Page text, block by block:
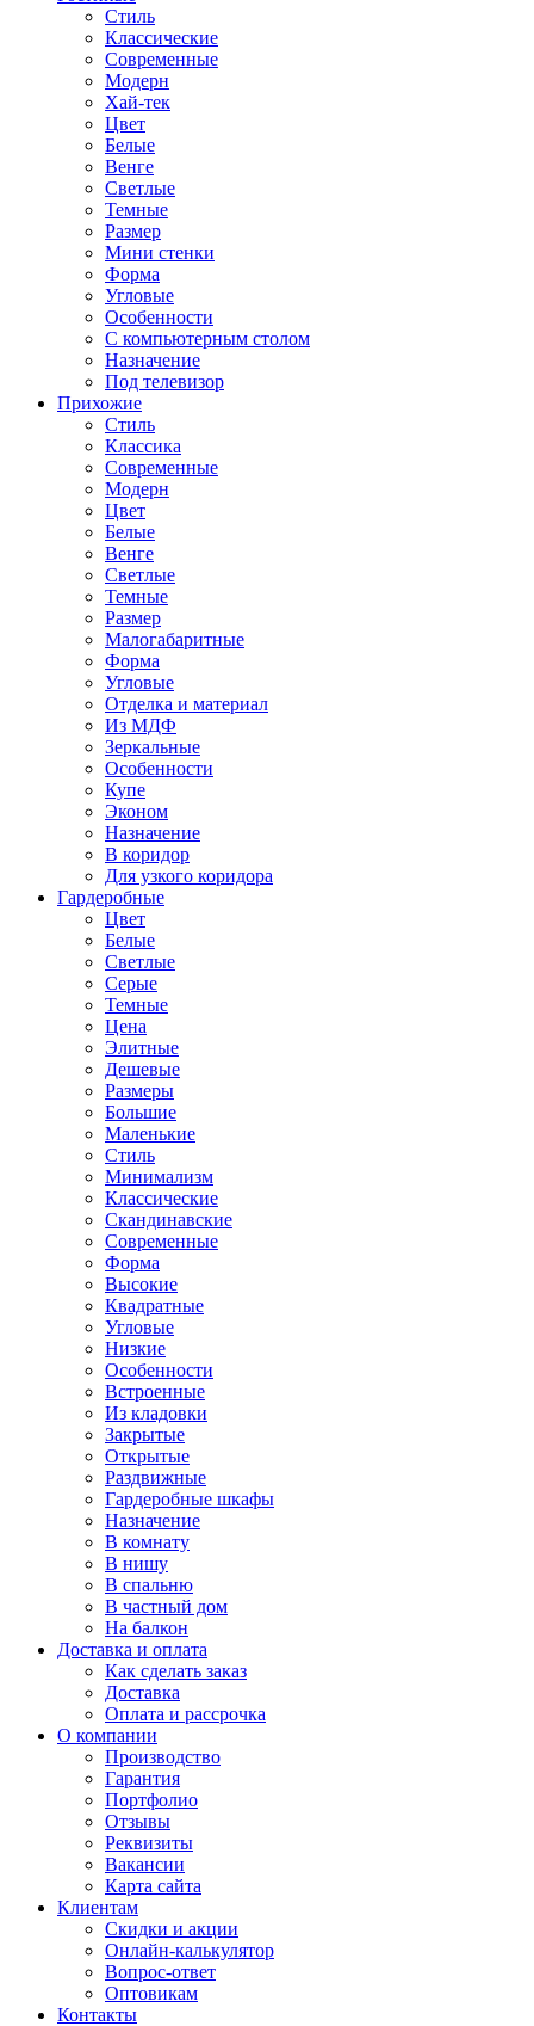
Стиль
Классические
Современные
Модерн
Хай-тек
Цвет
Белые
Венге
Светлые
Темные
Размер
Мини стенки
Форма
Угловые
Особенности
С компьютерным столом
Назначение
Под телевизор
Прихожие
Стиль
Классика
Современные
Модерн
Цвет
Белые
Венге
Светлые
Темные
Размер
Малогабаритные
Форма
Угловые
Отделка и материал
Из МДФ
Зеркальные
Особенности
Купе
Эконом
Назначение
В коридор
Для узкого коридора
Гардеробные
Цвет
Белые
Светлые
Серые
Темные
Цена
Элитные
Дешевые
Размеры
Большие
Маленькие
Стиль
Минимализм
Классические
Скандинавские
Современные
Форма
Высокие
Квадратные
Угловые
Низкие
Особенности
Встроенные
Из кладовки
Закрытые
Открытые
Раздвижные
Гардеробные шкафы
Назначение
В комнату
В нишу
В спальню
В частный дом
На балкон
Доставка и оплата
Как сделать заказ
Доставка
Оплата и рассрочка
О компании
Производство
Гарантия
Портфолио
Отзывы
Реквизиты
Вакансии
Карта сайта
Клиентам
Скидки и акции
Онлайн-калькулятор
Вопрос-ответ
Оптовикам
Контакты